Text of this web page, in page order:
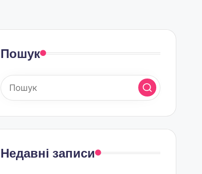
Пошук
Недавні записи